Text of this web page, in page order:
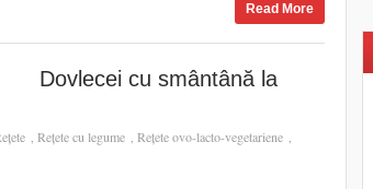
Read More
Dovlecei cu smântână la
, Rețete cu legume , Rețete ovo-lacto-vegetariene ,